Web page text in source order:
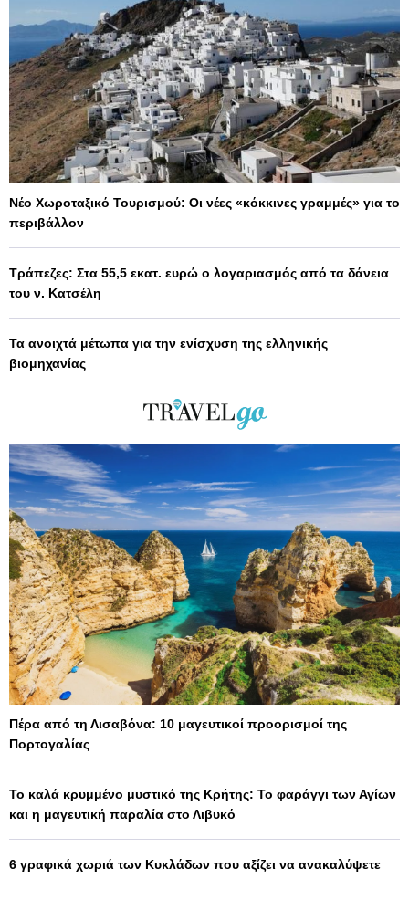
Νέο Χωροταξικό Τουρισμού: Οι νέες «κόκκινες γραμμές» για το
περιβάλλον
Τράπεζες: Στα 55,5 εκατ. ευρώ ο λογαριασμός από τα δάνεια
του ν. Κατσέλη
Τα ανοιχτά μέτωπα για την ενίσχυση της ελληνικής
βιομηχανίας
Πέρα από τη Λισαβόνα: 10 μαγευτικοί προορισμοί της
Πορτογαλίας
Το καλά κρυμμένο μυστικό της Κρήτης: Το φαράγγι των Αγίων
και η μαγευτική παραλία στο Λιβυκό
6 γραφικά χωριά των Κυκλάδων που αξίζει να ανακαλύψετε